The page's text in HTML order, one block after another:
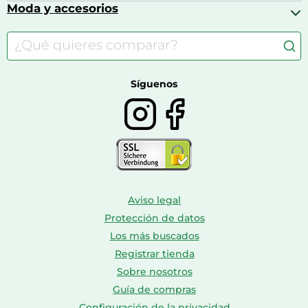
Carritos de bebé
Barbies
Consolas
Accesorios para caballos
Comida para perros
Farmacia veterinaria
Moda y accesorios
Accesorios de moda
Bolsos y maletas
Síguenos
Aviso legal
Protección de datos
Los más buscados
Registrar tienda
Sobre nosotros
Guía de compras